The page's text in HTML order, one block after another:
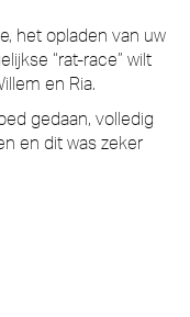
het opladen van uw
“rat-race” wilt
en Ria.
gedaan, volledig
en dit was zeker